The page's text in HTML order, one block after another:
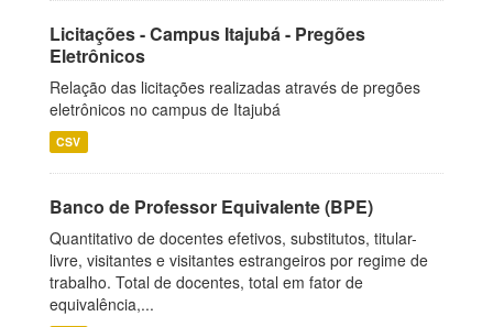
Licitações - Campus Itajubá - Pregões
Eletrônicos
Relação das licitações realizadas através de pregões
eletrônicos no campus de Itajubá
CSV
Banco de Professor Equivalente (BPE)
Quantitativo de docentes efetivos, substitutos, titular-
livre, visitantes e visitantes estrangeiros por regime de
trabalho. Total de docentes, total em fator de
equivalência,...